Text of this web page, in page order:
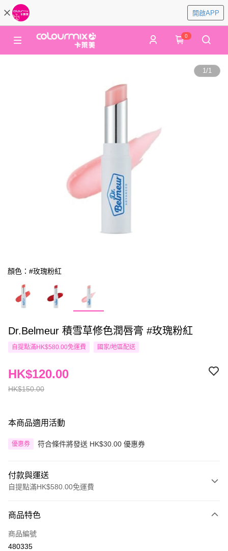
開啟APP
0
1/1
顏色：#玫瑰粉紅
Dr.Belmeur 積雪草修色潤唇膏 #玫瑰粉紅
自提點滿HK$580.00免運費 國家/地區配送
HK$150.00
HK$120.00
本商品適用活動
優惠券 符合條件將發送 HK$30.00 優惠券
付款與運送
自提點滿HK$580.00免運費
信用卡
Apple Pay
商品特色
商品編號
480335